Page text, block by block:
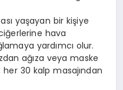
yaşayan bir kişiye
hava
yardımcı olur.
ağıza veya maske
her 30 kalp masajından